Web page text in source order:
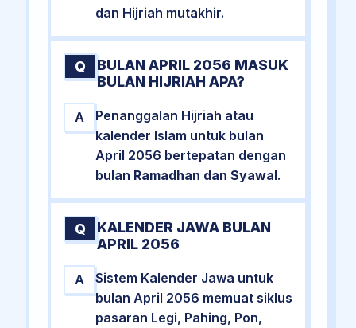
dan Hijriah mutakhir.
Q
BULAN APRIL 2056 MASUK
BULAN HIJRIAH APA?
A
Penanggalan Hijriah atau
kalender Islam untuk bulan
April 2056 bertepatan dengan
bulan Ramadhan dan Syawal.
Q
KALENDER JAWA BULAN
APRIL 2056
A
Sistem Kalender Jawa untuk
bulan April 2056 memuat siklus
pasaran Legi, Pahing, Pon,